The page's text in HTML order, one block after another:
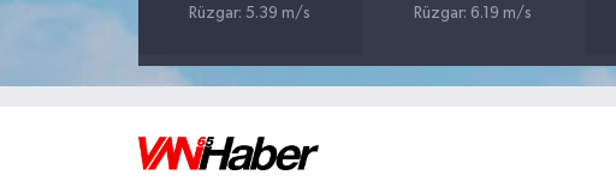
Rüzgar: 5.39 m/s
Rüzgar: 6.19 m/s